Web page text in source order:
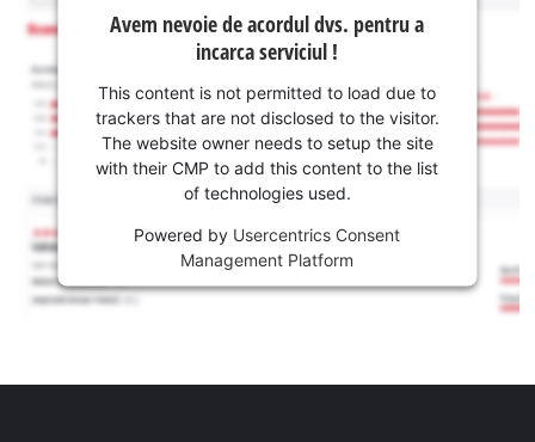
Avem nevoie de acordul dvs. pentru a
incarca serviciul !
This content is not permitted to load due to
trackers that are not disclosed to the visitor.
The website owner needs to setup the site
with their CMP to add this content to the list
of technologies used.
Powered by Usercentrics Consent
Management Platform